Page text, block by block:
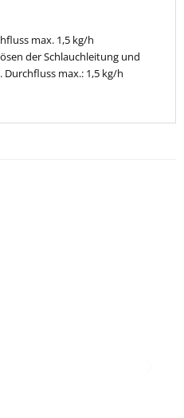
max. 1,5 kg/h
der Schlauchleitung und
max.: 1,5 kg/h